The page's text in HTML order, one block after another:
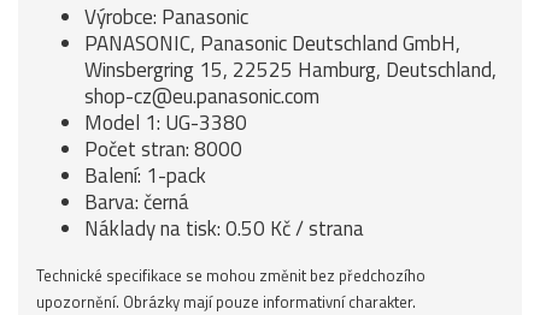
Výrobce: Panasonic
PANASONIC, Panasonic Deutschland GmbH,
Winsbergring 15, 22525 Hamburg, Deutschland,
shop-cz@eu.panasonic.com
Model 1: UG-3380
Počet stran: 8000
Balení: 1-pack
Barva: černá
Náklady na tisk: 0.50 Kč / strana
Technické specifikace se mohou změnit bez předchozího
upozornění. Obrázky mají pouze informativní charakter.